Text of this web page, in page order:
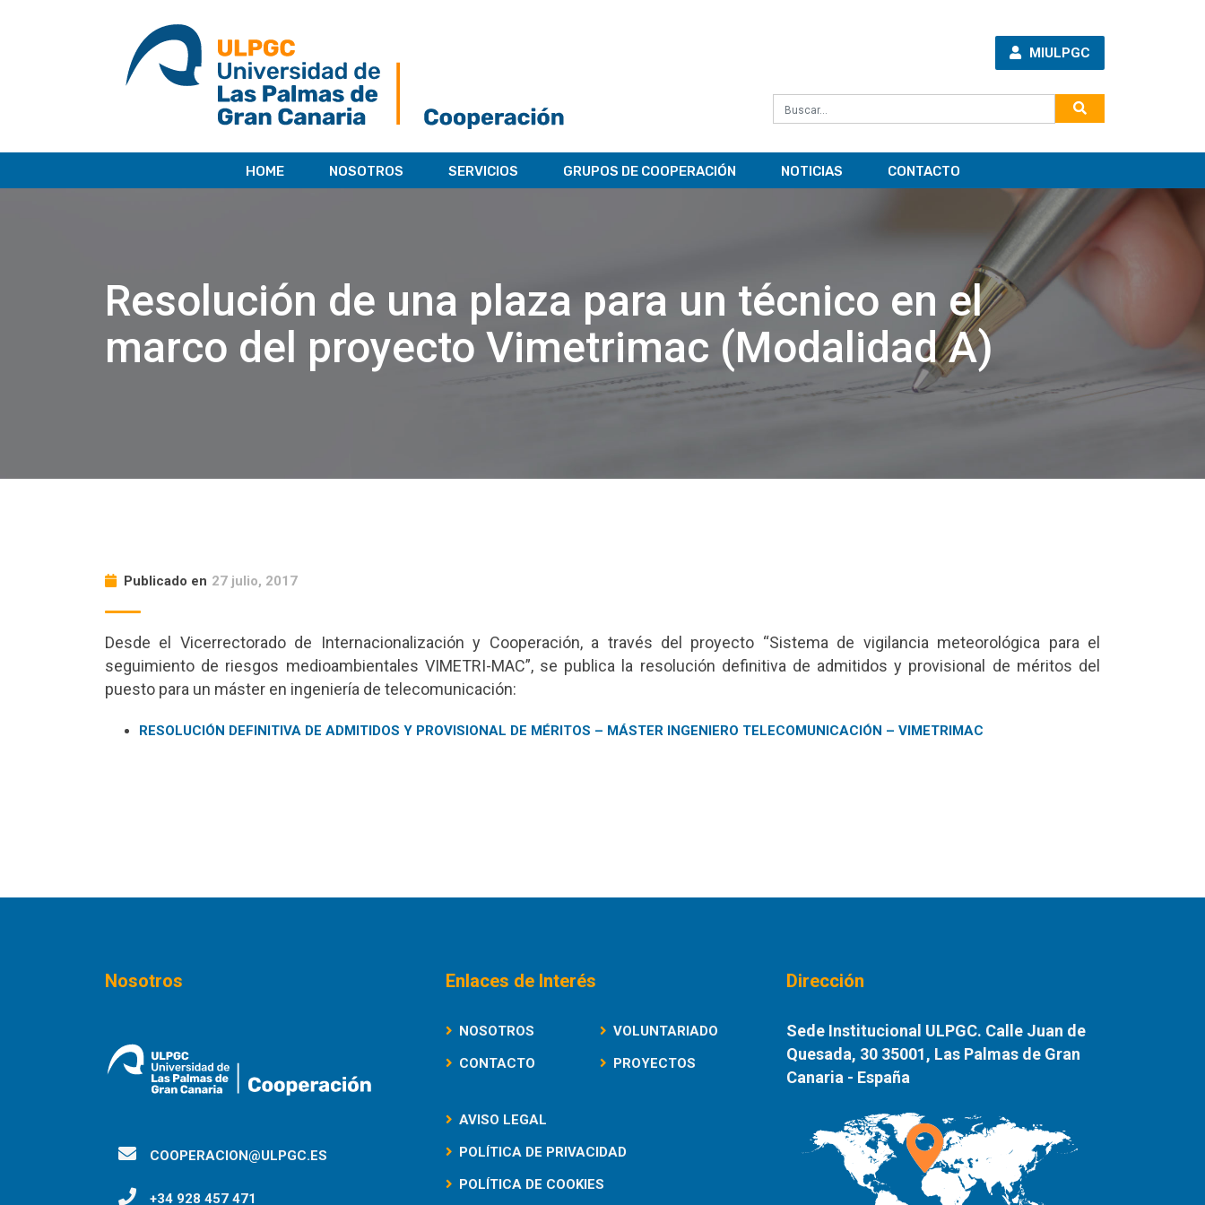
MIULPGC
HOME NOSOTROS SERVICIOS GRUPOS DE COOPERACIÓN NOTICIAS CONTACTO
Resolución de una plaza para un técnico en el
marco del proyecto Vimetrimac (Modalidad A)
Publicado en 27 julio, 2017
Desde el Vicerrectorado de Internacionalización y Cooperación, a través del proyecto “Sistema de vigilancia meteorológica para el
seguimiento de riesgos medioambientales VIMETRI-MAC”, se publica la resolución definitiva de admitidos y provisional de méritos del
puesto para un máster en ingeniería de telecomunicación:
RESOLUCIÓN DEFINITIVA DE ADMITIDOS Y PROVISIONAL DE MÉRITOS – MÁSTER INGENIERO TELECOMUNICACIÓN – VIMETRIMAC
Nosotros
COOPERACION@ULPGC.ES
+34 928 457 471
Enlaces de Interés
NOSOTROS
VOLUNTARIADO
CONTACTO
PROYECTOS
AVISO LEGAL
POLÍTICA DE PRIVACIDAD
POLÍTICA DE COOKIES
Dirección
Sede Institucional ULPGC. Calle Juan de
Quesada, 30 35001, Las Palmas de Gran
Canaria - España